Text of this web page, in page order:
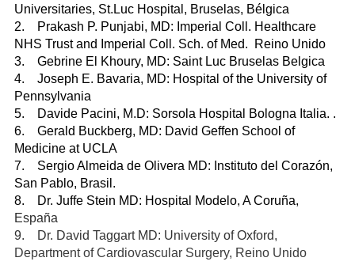
Universitaries, St.Luc Hospital, Bruselas, Bélgica
2. Prakash P. Punjabi, MD: Imperial Coll. Healthcare
NHS Trust and Imperial Coll. Sch. of Med. Reino Unido
3. Gebrine El Khoury, MD: Saint Luc Bruselas Belgica
4. Joseph E. Bavaria, MD: Hospital of the University of
Pennsylvania
5. Davide Pacini, M.D: Sorsola Hospital Bologna Italia. .
6. Gerald Buckberg, MD: David Geffen School of
Medicine at UCLA
7. Sergio Almeida de Olivera MD: Instituto del Corazón,
San Pablo, Brasil.
8. Dr. Juffe Stein MD: Hospital Modelo, A Coruña,
España
9. Dr. David Taggart MD: University of Oxford,
Department of Cardiovascular Surgery, Reino Unido